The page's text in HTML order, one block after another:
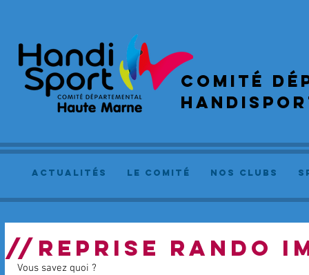
COMIté
actualités le comité NOS CLUBS
//REPRISE RANDO
Vous savez quoi ?